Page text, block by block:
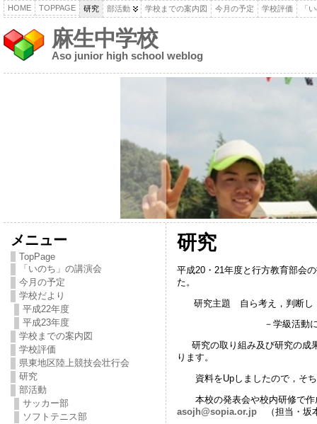
HOME TOPPAGE 研究 部活動 学校までの案内図 今月の予定 学校評価 「
麻生中学校
Aso junior high school weblog
メニュー
TopPage
「いのち」の講演会
今月の予定
学校だより
平成22年度
平成23年度
学校までの案内図
学校評価
県東地区陸上競技会壮行会
研究
部活動
サッカー部
ソフトテニス部
研究
平成20・21年度と行方教育部会
た。
研究主題 自ら考え，判断し
－学級活動における話
研究の取り組み及び研究の成
ります。
資料をUpしましたので，そち
本校の発表会や校内研修で作
asojh@sopia.or.jp（担当・坂